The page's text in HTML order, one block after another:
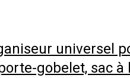
universel
gobelet, sac à